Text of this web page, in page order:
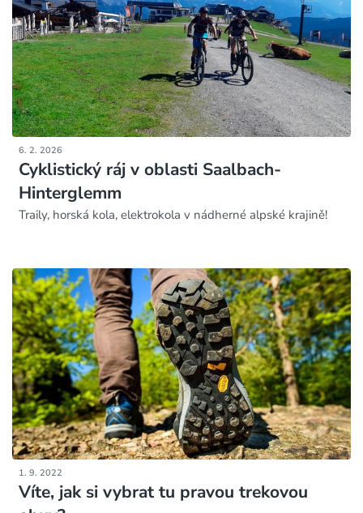
6. 2. 2026
Cyklistický ráj v oblasti Saalbach-
Hinterglemm
Traily, horská kola, elektrokola v nádherné alpské krajině!
1. 9. 2022
Víte, jak si vybrat tu pravou trekovou